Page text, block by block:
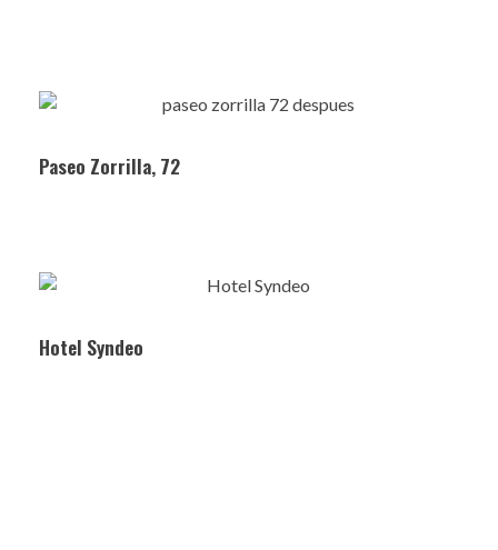
Paseo Zorrilla, 72
Hotel Syndeo